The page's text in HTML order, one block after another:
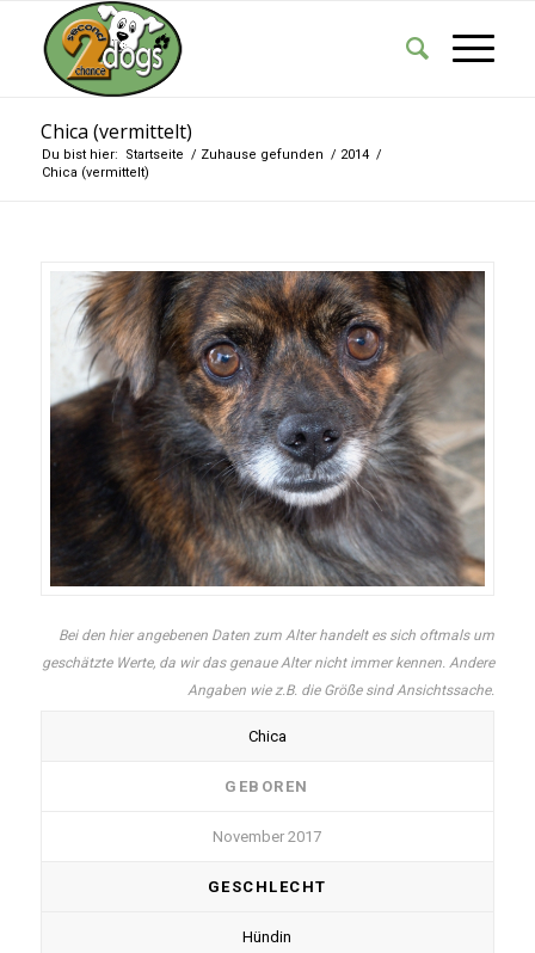
Chica (vermittelt)
Du bist hier: Startseite / Zuhause gefunden / 2014 /
Chica (vermittelt)
Bei den hier angebenen Daten zum Alter handelt es sich oftmals um
geschätzte Werte, da wir das genaue Alter nicht immer kennen. Andere
Angaben wie z.B. die Größe sind Ansichtssache.
Chica
GEBOREN
November 2017
GESCHLECHT
Hündin